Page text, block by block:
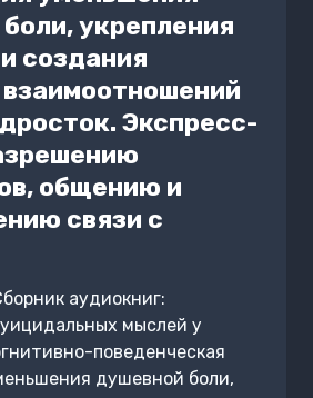
укрепления
создания
Экспресс-
общению и
связи с
аудиокниг:
мыслей у
поведенческая
душевной боли,